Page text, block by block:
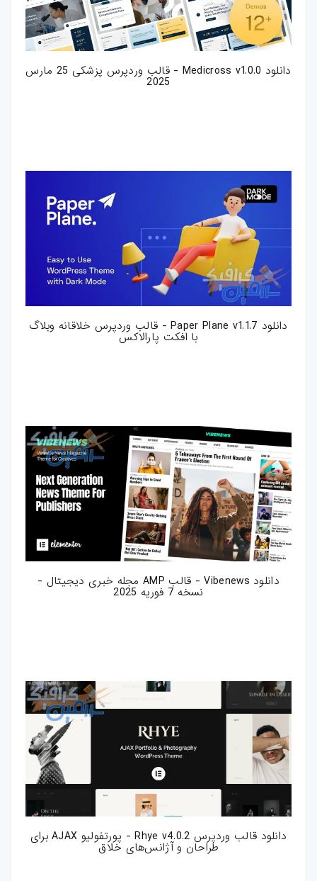
دانلود Medicross v1.0.0 - قالب وردپرس پزشکی 25 مارس
2025
دانلود Paper Plane v1.1.7 - قالب وردپرس خلاقانه وبلاگ
با افکت پارالاکس
دانلود Vibenews - قالب AMP مجله خبری دیجیتال -
نسخه 7 فوریه 2025
دانلود قالب وردپرس Rhye v4.0.2 - پورتفولیو AJAX برای
طراحان و آژانس‌های خلاق